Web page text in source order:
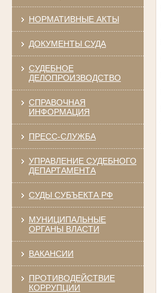
НОРМАТИВНЫЕ АКТЫ
ДОКУМЕНТЫ СУДА
СУДЕБНОЕ
ДЕЛОПРОИЗВОДСТВО
СПРАВОЧНАЯ
ИНФОРМАЦИЯ
ПРЕСС-СЛУЖБА
УПРАВЛЕНИЕ СУДЕБНОГО
ДЕПАРТАМЕНТА
СУДЫ СУБЪЕКТА РФ
МУНИЦИПАЛЬНЫЕ
ОРГАНЫ ВЛАСТИ
ВАКАНСИИ
ПРОТИВОДЕЙСТВИЕ
КОРРУПЦИИ